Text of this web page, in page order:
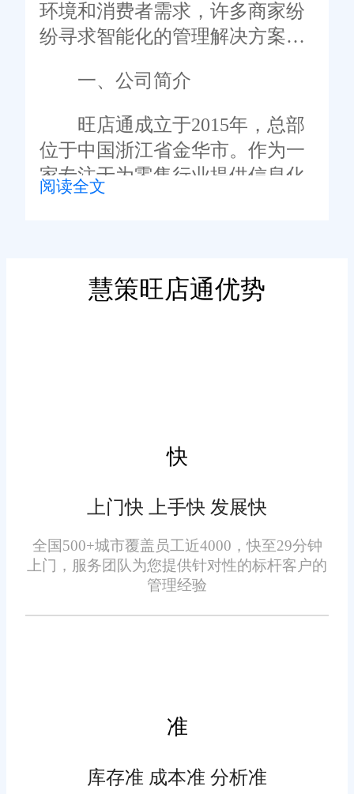
环境和消费者需求，许多商家纷
纷寻求智能化的管理解决方案。
店铺管理系统，成为了金华地区
众多零售商家的优选合作伙伴。
本文将深入探讨金华旺店通零售
店铺管理系统的功能特点、应用
案例及其带来的效益。
一、公司简介
旺店通成立于2015年，总部
位于中国浙江省金华市。作为一
家专注于为零售行业提供信息化
解决方案的技术公司，旺店通致
产品——零售店铺管理系统，集
成了订单处理、库存管理、采购
二、功能特点
智能筛选和排序功能，帮助企业
更好地应对订单高峰。
库存管理：实时监控库存状
态，通过智能预警机制避免库存
积压或缺货现象的发生。系统还
能根据历史销售数据预测未来需
求，帮助企业制定合理的补货计
存情况和销售预测智能生成采购
成本。
阅读全文
慧策旺店通优势
快
上门快 上手快 发展快
全国500+城市覆盖员工近4000，快至29分钟
上门，服务团队为您提供针对性的标杆客户的
管理经验
准
库存准 成本准 分析准